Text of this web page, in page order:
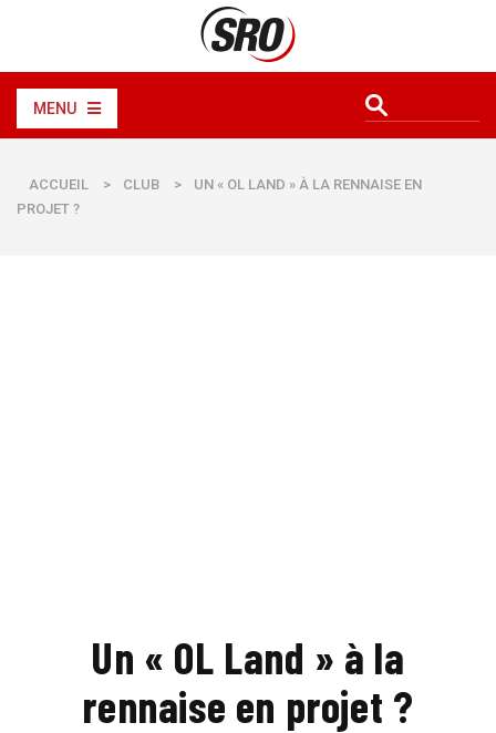
MENU
ACCUEIL > CLUB >
UN « OL LAND » À LA RENNAISE EN
PROJET ?
Un « OL Land » à la
rennaise en projet ?